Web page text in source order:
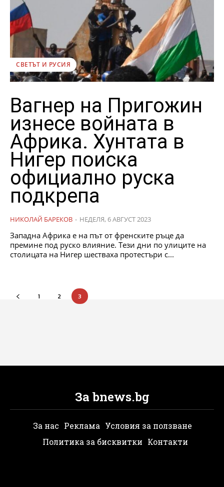
СВЕТЪТ И РУСИЯ
Вагнер на Пригожин
изнесе войната в
Африка. Хунтата в
Нигер поиска
официално руска
подкрепа
НИКОЛАЙ БАРЕКОВ - НЕДЕЛЯ, 6 АВГУСТ 2023
Западна Африка е на път от френските ръце да
премине под руско влияние. Тези дни по улиците на
столицата на Нигер шестваха протестъри с...
1 2 3
За bnews.bg
За нас Реклама Условия за ползване
Политика за бисквитки Контакти